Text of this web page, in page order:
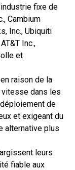
fixe de
Cambium
Inc., Ubiquiti
Inc.,
et
raison de la
vitesse dans les
de
et exigeant du
alternative plus
leurs
fiable aux